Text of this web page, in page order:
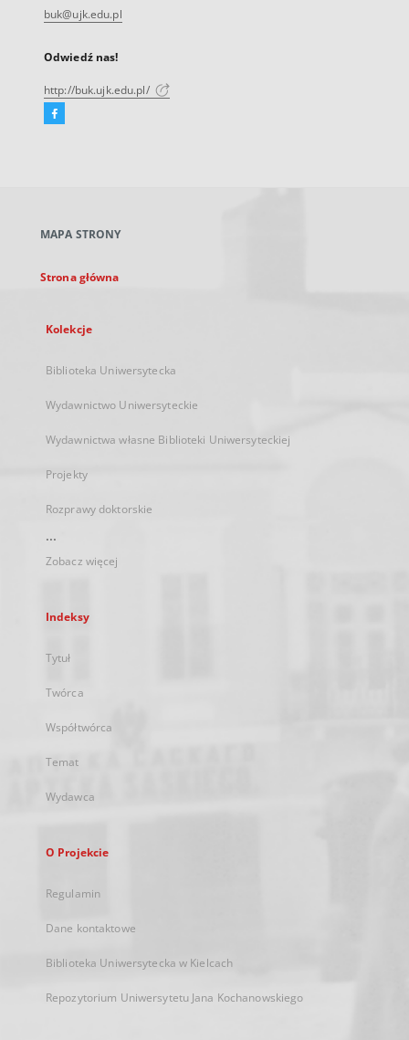
buk@ujk.edu.pl
Odwiedź nas!
http://buk.ujk.edu.pl/
Facebook
karcie
MAPA STRONY
Strona główna
Kolekcje
Biblioteka Uniwersytecka
Wydawnictwo Uniwersyteckie
Wydawnictwa własne Biblioteki Uniwersyteckiej
Projekty
Rozprawy doktorskie
...
Zobacz więcej
Indeksy
Tytuł
Twórca
Współtwórca
Temat
Wydawca
O Projekcie
Regulamin
Dane kontaktowe
Biblioteka Uniwersytecka w Kielcach
Repozytorium Uniwersytetu Jana Kochanowskiego